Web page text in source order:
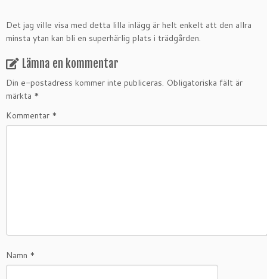
Det jag ville visa med detta lilla inlägg är helt enkelt att den allra
minsta ytan kan bli en superhärlig plats i trädgården.
Lämna en kommentar
Din e-postadress kommer inte publiceras. Obligatoriska fält är
märkta *
Kommentar *
Namn *